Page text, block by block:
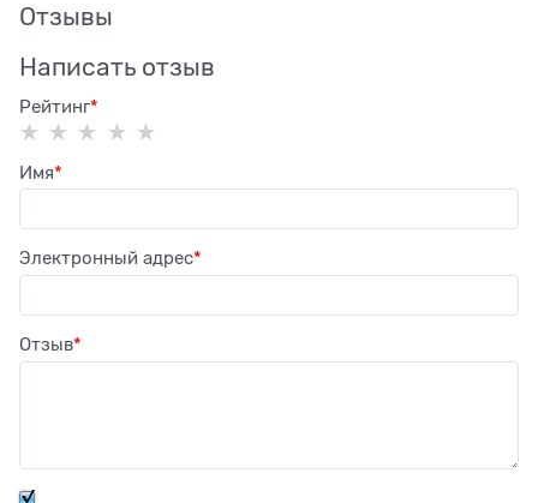
Отзывы
Написать отзыв
Рейтинг
Имя
Электронный адрес
Отзыв